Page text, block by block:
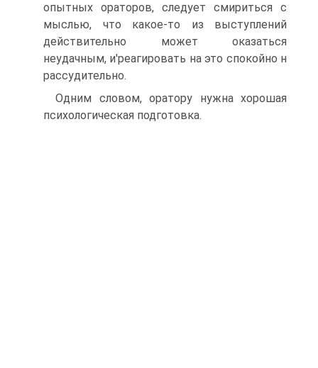
опытных ораторов, следует смириться с
мыслью, что какое-то из выступлений
действительно может оказаться
неудачным, и'реагировать на это спокойно н
рассудительно.
Одним словом, оратору нужна хорошая
психологическая подготовка.